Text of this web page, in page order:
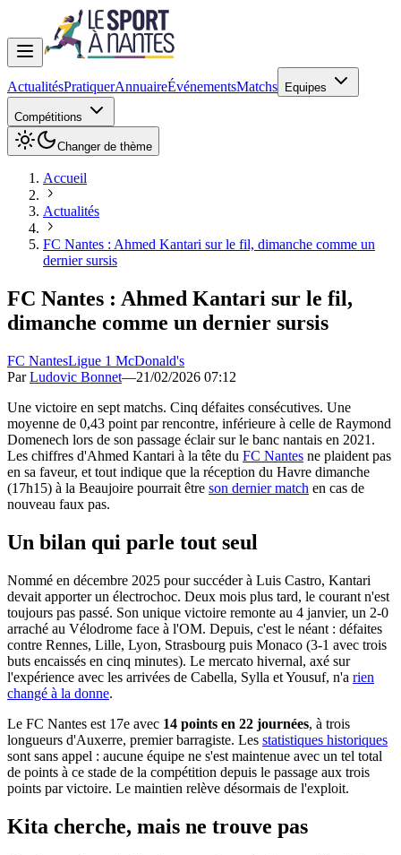
ActualitésPratiquerAnnuaireÉvénementsMatchs Equipes
Compétitions
Changer de thème
Accueil
Actualités
FC Nantes : Ahmed Kantari sur le fil, dimanche comme un
dernier sursis
FC Nantes : Ahmed Kantari sur le fil,
dimanche comme un dernier sursis
FC NantesLigue 1 McDonald's
ParLudovic Bonnet—21/02/2026 07:12
Une victoire en sept matchs. Cinq défaites consécutives. Une
moyenne de 0,43 point par rencontre, inférieure à celle de Raymond
Domenech lors de son passage éclair sur le banc nantais en 2021.
Les chiffres d'Ahmed Kantari à la tête du FC Nantes ne plaident pas
en sa faveur, et tout indique que la réception du Havre dimanche
(17h15) à la Beaujoire pourrait être son dernier match en cas de
nouveau faux pas.
Un bilan qui parle tout seul
Nommé en décembre 2025 pour succéder à Luis Castro, Kantari
devait apporter un électrochoc. Deux mois plus tard, le courant n'est
toujours pas passé. Son unique victoire remonte au 4 janvier, un 2-0
arraché au Vélodrome face à l'OM. Depuis, c'est le néant : défaites
contre Rennes, Lille, Lyon, Strasbourg puis Monaco (3-1 avec trois
buts encaissés en cinq minutes). Le mercato hivernal, axé sur
l'expérience avec les arrivées de Cabella, Sylla et Yousuf, n'a rien
changé à la donne.
Le FC Nantes est 17e avec 14 points en 22 journées, à trois
longueurs d'Auxerre, premier barragiste. Les statistiques historiques
sont sans appel : aucune équipe ne s'est maintenue avec un tel total
de points à ce stade de la compétition depuis le passage aux trois
points par victoire. Le maintien relève désormais de l'exploit.
Kita cherche, mais ne trouve pas